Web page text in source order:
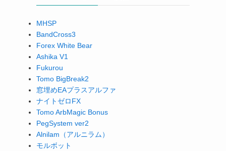
MHSP
BandCross3
Forex White Bear
Ashika V1
Fukurou
Tomo BigBreak2
窓埋めEAプラスアルファ
ナイトゼロFX
Tomo ArbMagic Bonus
PegSystem ver2
Alnilam（アルニラム）
モルボット